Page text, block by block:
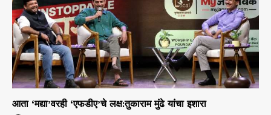
आता ‘मद्या’वरही ‘एफडीए’चे लक्ष:तुकाराम मुंढे यांचा इशारा